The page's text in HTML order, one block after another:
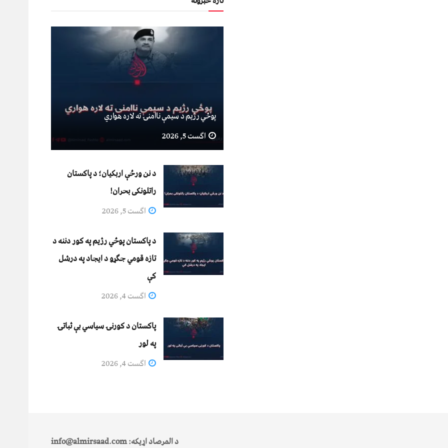
پوځي رژیم د سیمې ناامنۍ ته لاره هواري
اگست 5, 2026
د نن ورځې اربکیان؛ د پاکستان
راتلونکی بحران!
اگست 5, 2026
د پاکستان پوځي رژیم په کور دننه د
تازه قومي جګړو د ایجاد په درشل
کې
اگست 4, 2026
پاکستان د کورنۍ سیاسي بې ثباتۍ
په لور
اگست 4, 2026
د المرصاد اړیکه: info@almirsaad.com